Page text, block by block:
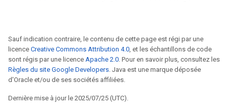
Sauf indication contraire, le contenu de cette page est régi par une
licence Creative Commons Attribution 4.0 , et les échantillons de code
sont régis par une licence Apache 2.0 . Pour en savoir plus, consultez les
Règles du site Google Developers . Java est une marque déposée
d'Oracle et/ou de ses sociétés affiliées.
Dernière mise à jour le 2025/07/25 (UTC).